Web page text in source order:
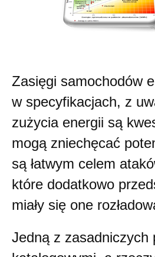
Zasięgi samochodów
w specyfikacjach, z
zużycia energii są
mogą zniechęcać
są łatwym celem
które dodatkowo
miały się one
Jedną z zasadniczych